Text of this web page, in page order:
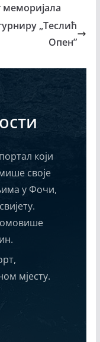
„Теслић
Опен”
који
своје
у Фочи,
мјесту.